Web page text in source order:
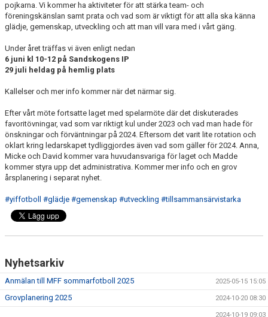
pojkarna. Vi kommer ha aktiviteter för att stärka team- och
föreningskänslan samt prata och vad som är viktigt för att alla ska känna
glädje, gemenskap, utveckling och att man vill vara med i vårt gäng.
Under året träffas vi även enligt nedan
6 juni kl 10-12 på Sandskogens IP
29 juli heldag på hemlig plats
Kallelser och mer info kommer när det närmar sig.
Efter vårt möte fortsatte laget med spelarmöte där det diskuterades
favoritövningar, vad som var riktigt kul under 2023 och vad man hade för
önskningar och förväntningar på 2024. Eftersom det varit lite rotation och
oklart kring ledarskapet tydliggjordes även vad som gäller för 2024. Anna,
Micke och David kommer vara huvudansvariga för laget och Madde
kommer styra upp det administrativa. Kommer mer info och en grov
årsplanering i separat nyhet.
#yiffotboll #glädje #gemenskap #utveckling #tillsammansärvistarka
Nyhetsarkiv
Anmälan till MFF sommarfotboll 2025 2025-05-15 15:05
Grovplanering 2025 2024-10-20 08:30
2024-10-19 09:03